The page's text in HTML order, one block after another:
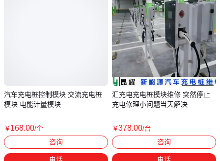
汽车充电桩控制模块 交流充电桩
模块 电能计量模块
￥168.00/个
广东深圳
咨询
汇充电充电桩模块维修 突然停止
充电修理小问题当天解决
￥378.00/台
江苏常州
咨询